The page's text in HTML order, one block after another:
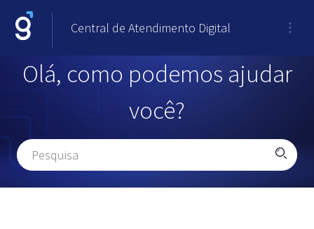
Central de Atendimento Digital
Olá, como podemos ajudar
você?